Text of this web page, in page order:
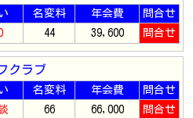
名変料 年会費
問合せ
44 39,600 問合せ
クラブ
名変料 年会費
問合せ
66 66,000 問合せ